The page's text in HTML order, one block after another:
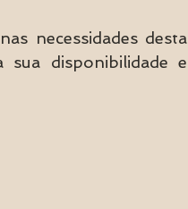
necessidades desta
sua disponibilidade e